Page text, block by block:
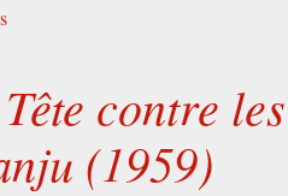
contre
(1959)